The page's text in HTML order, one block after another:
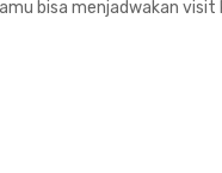
bisa menjadwakan visit